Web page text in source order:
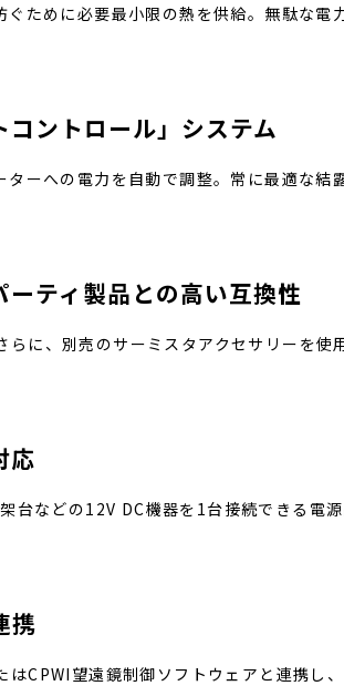
ために必要最小限の熱を供給。無駄な電
ントロール」システム
ーへの電力を自動で調整。常に最適な結
ティ製品との高い互換性
に、別売のサーミスタアクセサリーを使
応
などの12V DC機器を1台接続できる電源
携
CPWI望遠鏡制御ソフトウェアと連携し、